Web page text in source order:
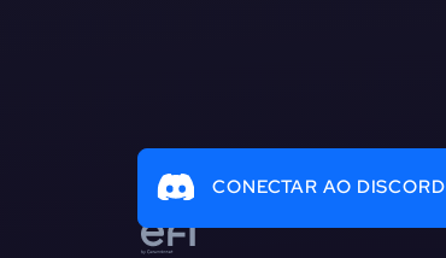
CONECTAR AO DISCORD